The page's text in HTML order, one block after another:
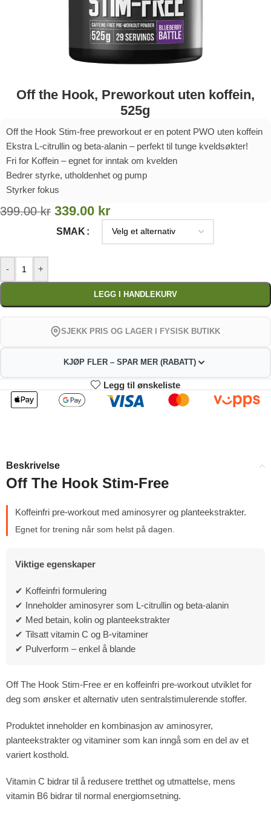
Off the Hook, Preworkout uten koffein,
525g
Off the Hook Stim-free preworkout er en potent PWO uten koffein
Ekstra L-citrullin og beta-alanin – perfekt til tunge kveldsøkter!
Fri for Koffein – egnet for inntak om kvelden
Bedrer styrke, utholdenhet og pump
Styrker fokus
399.00kr 339.00 kr
SMAK
- +
LEGG I HANDLEKURV
SJEKK PRIS OG LAGER I FYSISK BUTIKK
KJØP FLER – SPAR MER (RABATT)
2
335.61
kr
3-4
332.22
4%
Legg til ønskeliste
Beskrivelse
Off The Hook Stim-Free
Koffeinfri pre-workout med aminosyrer og planteekstrakter.
Egnet for trening når som helst på dagen.
Viktige egenskaper
✔ Koffeinfri formulering
✔ Inneholder aminosyrer som L-citrullin og beta-alanin
✔ Med betain, kolin og planteekstrakter
✔ Tilsatt vitamin C og B-vitaminer
✔ Pulverform – enkel å blande
Off The Hook Stim-Free er en koffeinfri pre-workout utviklet for
deg som ønsker et alternativ uten sentralstimulerende stoffer.
Produktet inneholder en kombinasjon av aminosyrer,
planteekstrakter og vitaminer som kan inngå som en del av et
variert kosthold.
Vitamin C bidrar til å redusere tretthet og utmattelse, mens
vitamin B6 bidrar til normal energiomsetning.